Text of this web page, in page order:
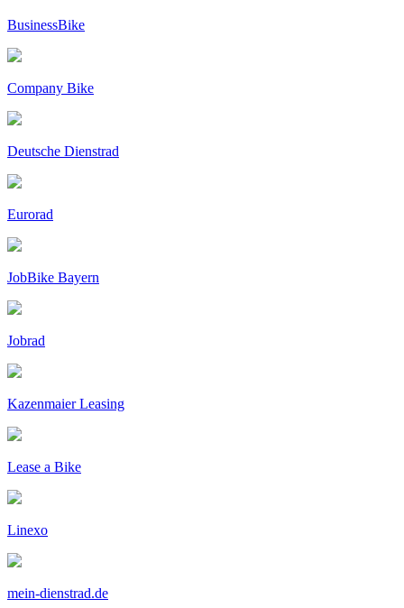
BusinessBike
Company Bike
Deutsche Dienstrad
Eurorad
JobBike Bayern
Jobrad
Kazenmaier Leasing
Lease a Bike
Linexo
mein-dienstrad.de